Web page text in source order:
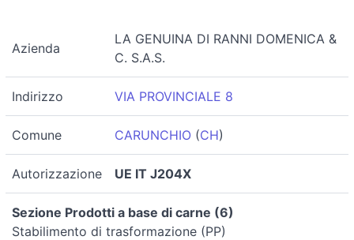
Azienda
LA GENUINA DI RANNI DOMENICA &
C. S.A.S.
Indirizzo VIA PROVINCIALE 8
Comune CARUNCHIO (CH)
Autorizzazione UE IT J204X
Sezione Prodotti a base di carne (6)
Stabilimento di trasformazione (PP)